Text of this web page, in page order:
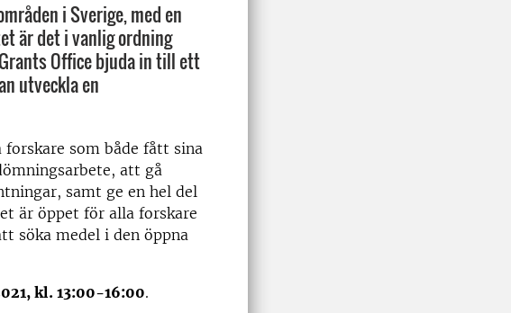
i Sverige, med en
är det i vanlig ordning
Office bjuda in till ett
utveckla en
som både fått sina
att gå
samt ge en hel del
är öppet för alla forskare
söka medel i den öppna
kl. 13:00-16:00.